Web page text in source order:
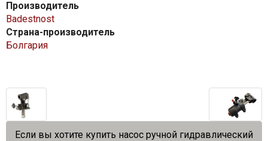
Производитель
Badestnost
Страна-производитель
Болгария
Если вы хотите купить насос ручной гидравлический